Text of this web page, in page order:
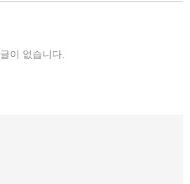
글이 없습니다.